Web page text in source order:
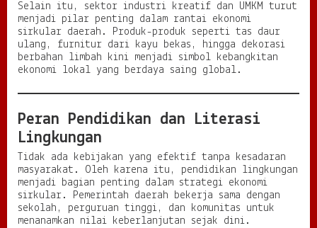
Selain itu, sektor industri kreatif dan UMKM turut
menjadi pilar penting dalam rantai ekonomi
sirkular daerah. Produk-produk seperti tas daur
ulang, furnitur dari kayu bekas, hingga dekorasi
berbahan limbah kini menjadi simbol kebangkitan
ekonomi lokal yang berdaya saing global.
Peran Pendidikan dan Literasi
Lingkungan
Tidak ada kebijakan yang efektif tanpa kesadaran
masyarakat. Oleh karena itu, pendidikan lingkungan
menjadi bagian penting dalam strategi ekonomi
sirkular. Pemerintah daerah bekerja sama dengan
sekolah, perguruan tinggi, dan komunitas untuk
menanamkan nilai keberlanjutan sejak dini.